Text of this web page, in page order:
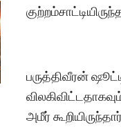
பருத்திவீரன்
அமீர்